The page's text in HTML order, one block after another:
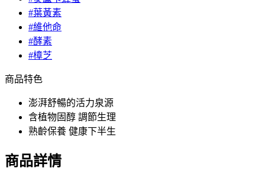
#葉黃素
#維他命
#酵素
#樟芝
商品特色
澎湃舒暢的活力泉源
含植物固醇 調節生理
熟齡保養 健康下半生
商品詳情